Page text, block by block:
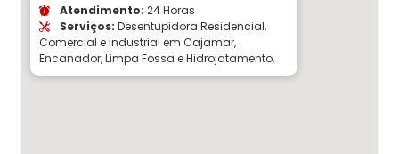
Atendimento: 24 Horas
Serviços: Desentupidora Residencial,
Comercial e Industrial em Cajamar,
Encanador, Limpa Fossa e Hidrojatamento.